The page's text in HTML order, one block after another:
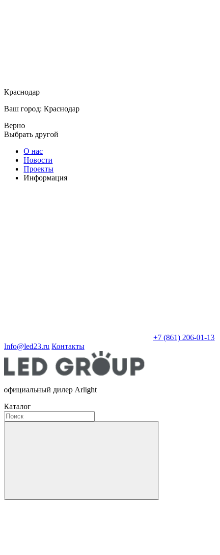
Краснодар
Ваш город: Краснодар
Верно
Выбрать другой
О нас
Новости
Проекты
Информация
+7 (861) 206-01-13
Info@led23.ru Контакты
официальный дилер Arlight
Каталог